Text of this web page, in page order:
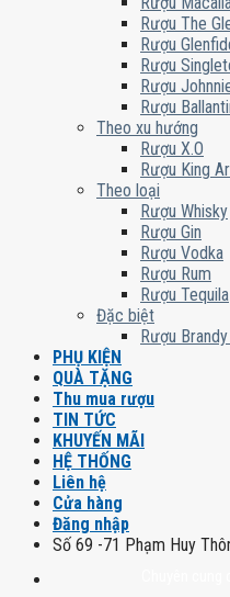
Rượu The
Rượu
Rượu
Rượu
Rượu
Theo xu hướng
Rượu X.O
Rượu King
Theo loại
Rượu Whisky
Rượu Gin
Rượu Vodka
Rượu Rum
Rượu Tequila
Đặc biệt
Rượu
PHỤ KIỆN
QUÀ TẶNG
Thu mua rượu
TIN TỨC
KHUYẾN MÃI
HỆ THỐNG
Liên hệ
Cửa hàng
Đăng nhập
Số 69 -71 Phạm Huy